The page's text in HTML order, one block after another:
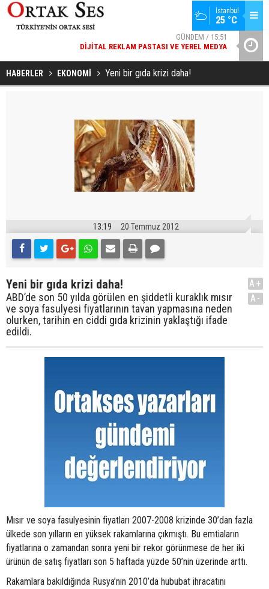
İstanbul
25 °C
GÜNDEM / 15:51
DIJITAL REKLAM PASTASI VE YEREL MEDYA
SPOR / 14:20
GENÇLERBIRLIĞI SPOR KULÜBÜNDEN AÇIKLAMA GELDI
HABERLER EKONOMİ Yeni bir gıda krizi daha!
13:19 20 Temmuz 2012
Yeni bir gıda krizi daha!
ABD’de son 50 yılda görülen en şiddetli kuraklık mısır
ve soya fasulyesi fiyatlarının tavan yapmasına neden
olurken, tarihin en ciddi gıda krizinin yaklaştığı ifade
edildi.
A+
A-
Mısır ve soya fasulyesinin fiyatları 2007-2008 krizinde 30’dan fazla
ülkede son yılların en yüksek rakamlarına çıkmıştı. Bu emtiaların
fiyatlarına o zamandan sonra yeni bir rekor görünmese de her iki
ürünün de satış fiyatları son 5 haftada yüzde 50’nin üzerinde arttı.
Rakamlara bakıldığında Rusya’nın 2010’da hububat ihracatını